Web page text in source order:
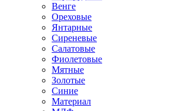
Венге
Ореховые
Янтарные
Сиреневые
Салатовые
Фиолетовые
Мятные
Золотые
Синие
Материал